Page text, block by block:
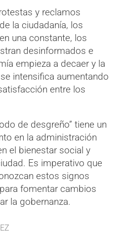
y reclamos
la ciudadanía, los
una constante, los
desinformados e
empieza a decaer y la
intensifica aumentando
entre los
de desgreño” tiene un
en la administración
el bienestar social y
Es imperativo que
estos signos
fomentar cambios
la gobernanza.